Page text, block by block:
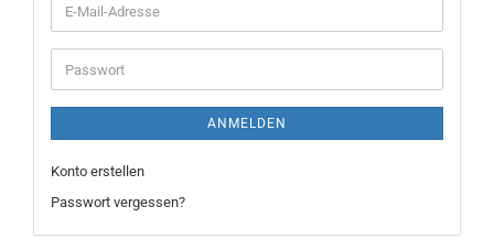
E-
Mail-
Adresse
Passwort
ANMELDEN
Konto erstellen
Passwort vergessen?